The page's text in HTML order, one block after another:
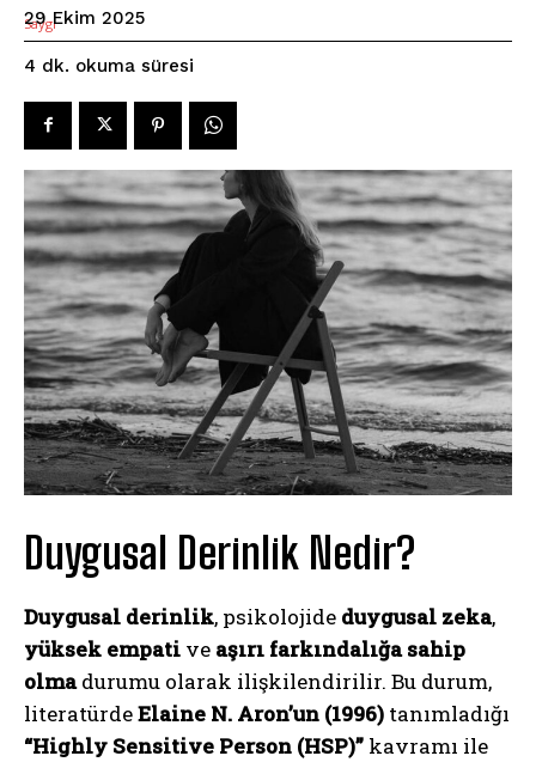
29 Ekim 2025
4 dk. okuma süresi
Duygusal Derinlik Nedir?
Duygusal derinlik, psikolojide duygusal zeka,
yüksek empati ve aşırı farkındalığa sahip
olmadurumu olarak ilişkilendirilir. Bu durum,
literatürdeElaine N. Aron’un (1996) tanımladığı
“Highly Sensitive Person (HSP)” kavramı ile